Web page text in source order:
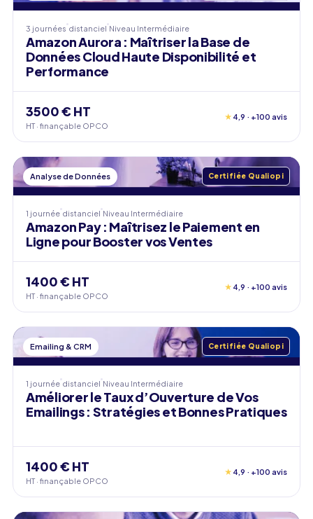
3 journées distanciel Niveau Intermédiaire
Amazon Aurora : Maîtriser la Base de
Données Cloud Haute Disponibilité et
Performance
3500 € HT
HT · finançable OPCO
★ 4,9 · +100 avis
Analyse de Données Certifiée Qualiopi
1 journée distanciel Niveau Intermédiaire
Amazon Pay : Maîtrisez le Paiement en
Ligne pour Booster vos Ventes
1400 € HT
HT · finançable OPCO
★ 4,9 · +100 avis
Emailing & CRM Certifiée Qualiopi
1 journée distanciel Niveau Intermédiaire
Améliorer le Taux d’Ouverture de Vos
Emailings : Stratégies et Bonnes Pratiques
1400 € HT
HT · finançable OPCO
★ 4,9 · +100 avis